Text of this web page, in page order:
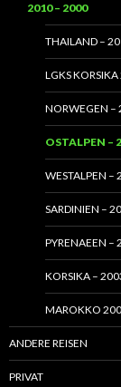
2010 – 2000
THAILAND –
LGKS
NORWEGEN –
OSTALPEN –
WESTALPEN –
SARDINIEN –
PYRENAEEN –
KORSIKA –
MAROKKO
ANDERE REISEN
PRIVAT